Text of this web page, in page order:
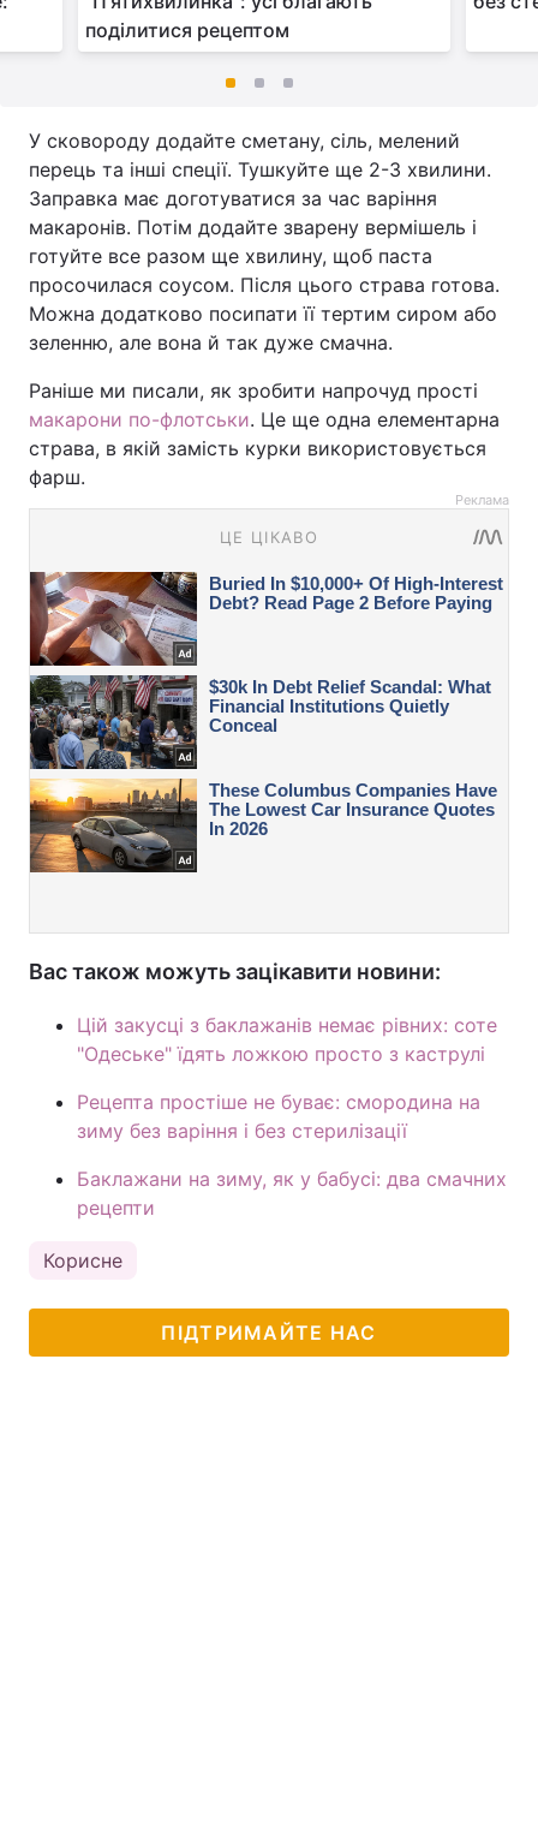
поділитися рецептом
У сковороду додайте сметану, сіль, мелений
перець та інші спеції. Тушкуйте ще 2-3 хвилини.
Заправка має доготуватися за час варіння
макаронів. Потім додайте зварену вермішель і
готуйте все разом ще хвилину, щоб паста
просочилася соусом. Після цього страва готова.
Можна додатково посипати її тертим сиром або
зеленню, але вона й так дуже смачна.
Раніше ми писали, як зробити напрочуд прості
макарони по-флотськи. Це ще одна елементарна
страва, в якій замість курки використовується
фарш.
Реклама
Вас також можуть зацікавити новини:
Цій закусці з баклажанів немає рівних: соте
"Одеське" їдять ложкою просто з каструлі
Рецепта простіше не буває: смородина на
зиму без варіння і без стерилізації
Баклажани на зиму, як у бабусі: два смачних
рецепти
Корисне
ПІДТРИМАЙТЕ НАС